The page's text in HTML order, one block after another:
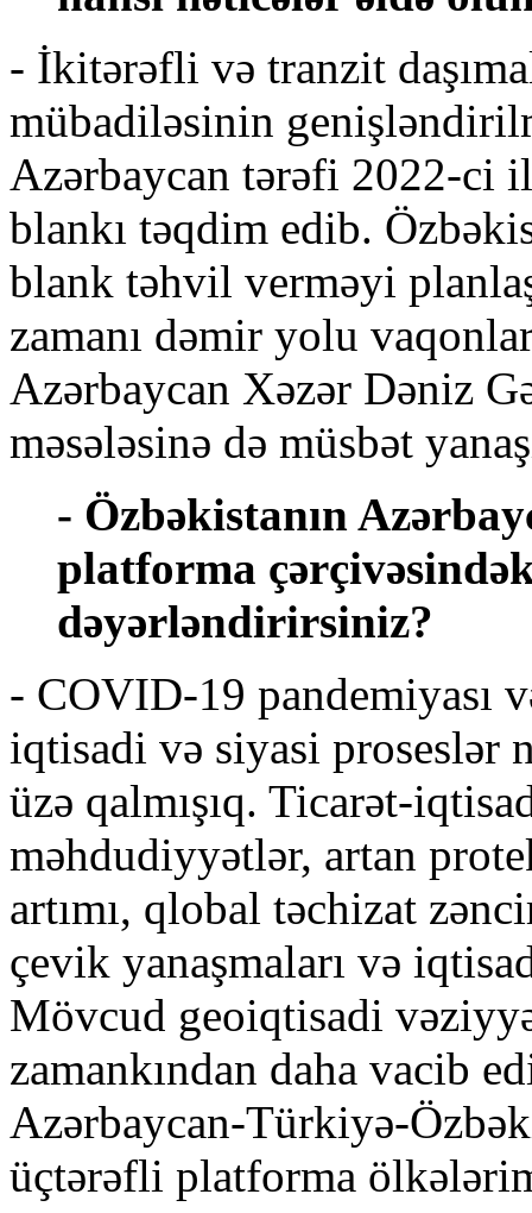
- İkitərəfli və tranzit
mübadiləsinin
Azərbaycan tərəfi 2022-ci
blankı təqdim edib.
blank təhvil verməyi
zamanı dəmir yolu
Azərbaycan Xəzər Dəniz
məsələsinə də müsbət
- Özbəkistanın
platforma
dəyərləndirirsiniz?
- COVID-19 pandemiyası
iqtisadi və siyasi proseslər
üzə qalmışıq. Ticarət-
məhdudiyyətlər, artan
artımı, qlobal təchizat
çevik yanaşmaları və
Mövcud geoiqtisadi
zamankından daha vacib
Azərbaycan-Türkiyə-
üçtərəfli platforma